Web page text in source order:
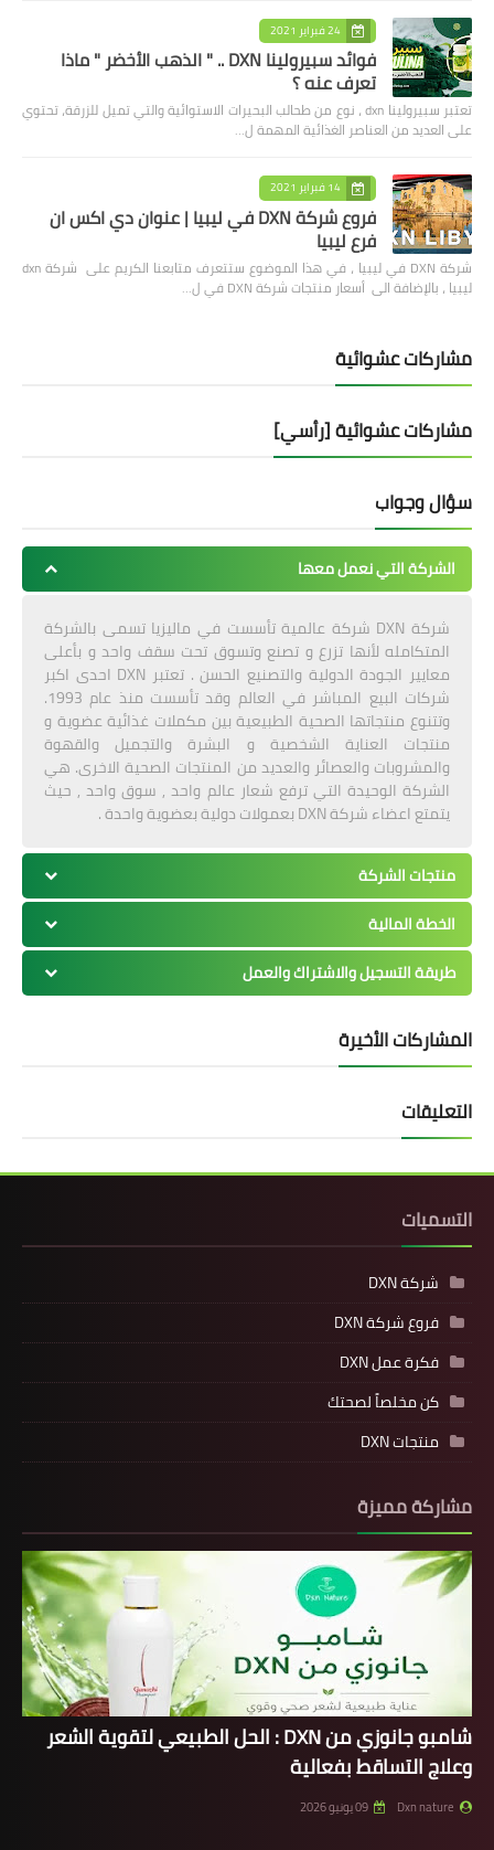
24 فبراير 2021
فوائد سبيرولينا DXN .. " الذهب الأخضر " ماذا
تعرف عنه ؟
تعتبر سبيرولينا dxn ، نوع من طحالب البحيرات الاستوائية والتي تميل للزرقة، تحتوي
على العديد من العناصر الغذائية المهمة ل…
14 فبراير 2021
فروع شركة DXN في ليبيا | عنوان دي اكس ان
فرع ليبيا
شركة DXN في ليبيا ، في هذا الموضوع ستتعرف متابعنا الكريم على شركة dxn
ليبيا ، بالإضافة الى أسعار منتجات شركة DXN في ل…
مشاركات عشوائية
مشاركات عشوائية [رأسي]
سؤال وجواب
الشركة التي نعمل معها
شركة DXN شركة عالمية تأسست في ماليزيا تسمى بالشركة
المتكامله لأنها تزرع و تصنع وتسوق تحت سقف واحد و بأعلى
معايير الجودة الدولية والتصنيع الحسن . تعتبر DXN احدى اكبر
شركات البيع المباشر في العالم وقد تأسست منذ عام 1993.
وتتنوع منتجاتها الصحية الطبيعية بين مكملات غذائية عضوية و
منتجات العناية الشخصية و البشرة والتجميل والقهوة
والمشروبات والعصائر والعديد من المنتجات الصحية الاخرى. هي
الشركة الوحيدة التي ترفع شعار عالم واحد , سوق واحد , حيث
يتمتع اعضاء شركة DXN بعمولات دولية بعضوية واحدة .
منتجات الشركة
الخطة المالية
طريقة التسجيل والاشتراك والعمل
المشاركات الأخيرة
التعليقات
التسميات
شركة DXN
فروع شركة DXN
فكرة عمل DXN
كن مخلصاً لصحتك
منتجات DXN
مشاركة مميزة
شامبو جانوزي من DXN : الحل الطبيعي لتقوية الشعر
وعلاج التساقط بفعالية
Dxn nature 09 يونيو 2026